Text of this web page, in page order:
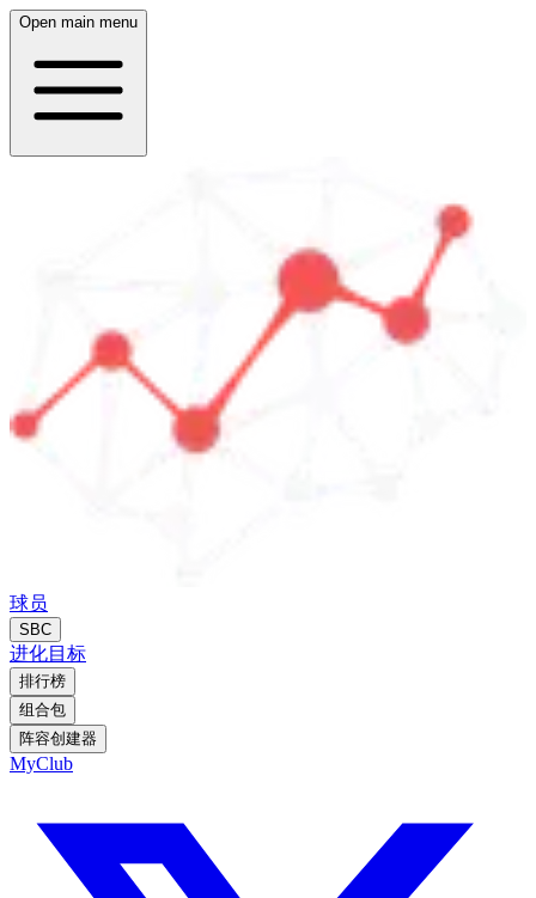
Open main menu
球员
SBC
进化目标
排行榜
组合包
阵容创建器
MyClub